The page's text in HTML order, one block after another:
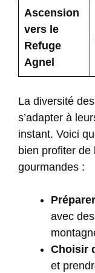
Ascension
vers le
Refuge
Agnel
La diversité
s’adapter à
instant. Voici
bien profiter
gourmandes :
avec
Choisir
et